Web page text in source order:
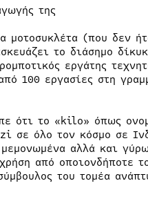
της
μοτοσυκλέτα (που δεν
το διάσημο
εργάτης
100 εργασίες στη
ότι το «kilo» όπως
σε όλο τον κόσμο σε
αλλά και
από οποιονδήποτε
του τομέα